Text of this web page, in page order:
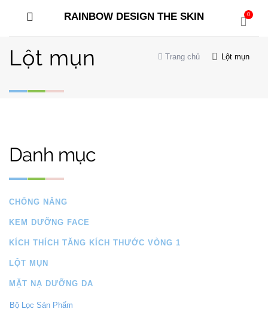
RAINBOW DESIGN THE SKIN 0
Lột mụn Trang chủ Lột mụn
Danh mục
CHỐNG NẮNG
KEM DƯỠNG FACE
KÍCH THÍCH TĂNG KÍCH THƯỚC VÒNG 1
LỘT MỤN
MẶT NẠ DƯỠNG DA
Bộ Lọc Sản Phẩm